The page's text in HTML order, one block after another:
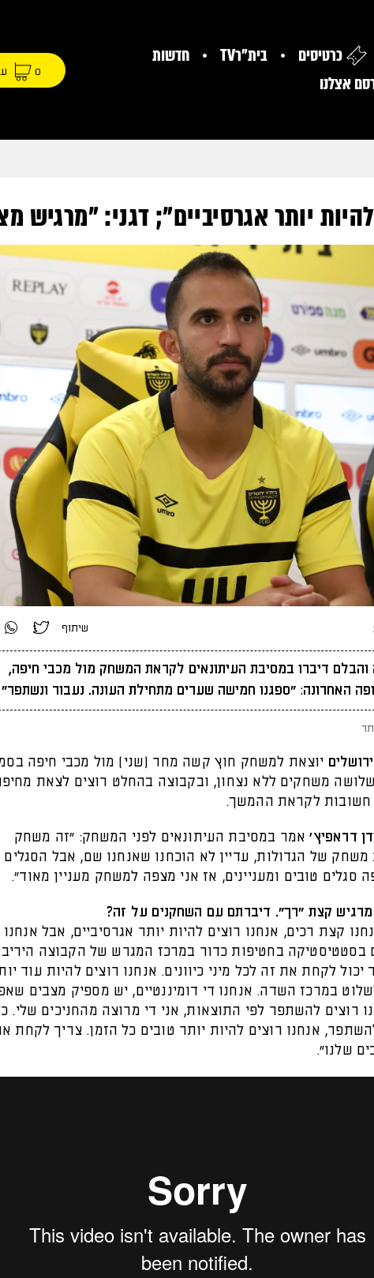
כרטיסים בית"רTV
חדשות
אצלנו
0
יותר אגרסיביים"; דגני: "מרגיש
שיתוף
דיברו במסיבת העיתונאים לקראת המשחק מול מכבי חיפה,
האחרונה: "ספגנו חמישה שערים מתחילת העונה. נעבור ונשתפר"
יוצאת למשחק חוץ קשה מחר (שני) מול מכבי חיפה
משחקים ללא נצחון, ובקבוצה בהחלט רוצים לצאת
דראפיץ'אמר במסיבת העיתונאים לפני המשחק: "זה משחק
משחק של הגדולות, עדיין לא הוכחנו שאנחנו שם, אבל הסגלים
סגלים טובים ומעניינים, אז אני מצפה למשחק מעניין מאוד".
קצת "רך". דיברתם עם השחקנים על זה?
קצת רכים, אנחנו רוצים להיות יותר אגרסיביים, אבל אנחנו
בסטטיסטיקה בחטיפות כדור במרכז המגרש של הקבוצה
לקחת את זה לכל מיני כיוונים. אנחנו רוצים להיות עוד
במרכז השדה. אנחנו די דומיננטיים, יש מספיק מצבים
רוצים להשתפר לפי התוצאות, אני די מרוצה מהחניכים שלי.
אנחנו רוצים להיות יותר טובים כל הזמן. צריך לקחת
שלנו".